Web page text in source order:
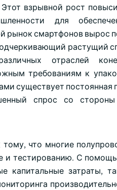
взрывной рост
для
смартфонов вырос
растущий
отраслей
требованиям к
существует постоянная
спрос со стороны
что многие
и тестированию. С
капитальные затраты,